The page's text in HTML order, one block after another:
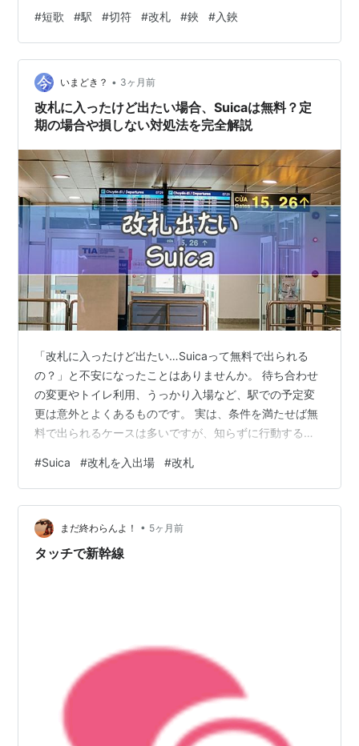
は！１８０円の感動。
#短歌 #駅 #切符 #改札 #鋏 #入鋏
いまどき？ • 3ヶ月前
改札に入ったけど出たい場合、Suicaは無料？定
期の場合や損しない対処法を完全解説
「改札に入ったけど出たい…Suicaって無料で出られる
の？」と不安になったことはありませんか。 待ち合わせ
の変更やトイレ利用、うっかり入場など、駅での予定変
更は意外とよくあるものです。 実は、条件を満たせば無
料で出られるケースは多いですが、知らずに行動すると
は、無料になる条件、定期券の場合の扱い、エラー時の
正しい対処法までをわかりやすく解説します。 読めば、
改札で焦ることなくスマートに対応できるようになりま
す。 改札に入ったけど出たいとき、Suicaは無料で出ら
れる？ 結論｜条件を満たせば無料で出場できる 無料にな
#Suica #改札を入出場 #改札
まだ終わらんよ！ • 5ヶ月前
タッチで新幹線